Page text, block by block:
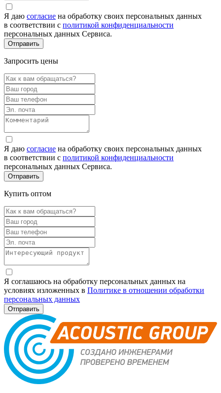
Я даю согласие на обработку своих персональных данных
в соответствии с политикой конфиденциальности
персональных данных Сервиса.
Запросить цены
Я даю согласие на обработку своих персональных данных
в соответствии с политикой конфиденциальности
персональных данных Сервиса.
Купить оптом
Я соглашаюсь на обработку персональных данных на
условиях изложенных в Политике в отношении обработки
персональных данных